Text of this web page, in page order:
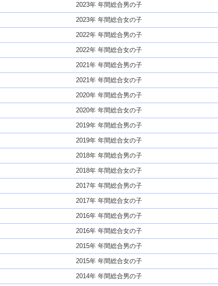
2023年 年間総合男の子
2023年 年間総合女の子
2022年 年間総合男の子
2022年 年間総合女の子
2021年 年間総合男の子
2021年 年間総合女の子
2020年 年間総合男の子
2020年 年間総合女の子
2019年 年間総合男の子
2019年 年間総合女の子
2018年 年間総合男の子
2018年 年間総合女の子
2017年 年間総合男の子
2017年 年間総合女の子
2016年 年間総合男の子
2016年 年間総合女の子
2015年 年間総合男の子
2015年 年間総合女の子
2014年 年間総合男の子